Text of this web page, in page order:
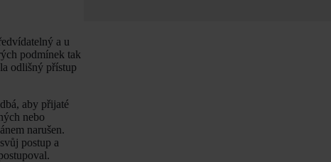
a u
podmínek tak
odlišný přístup
aby přijaté
nebo
narušen.
postup a